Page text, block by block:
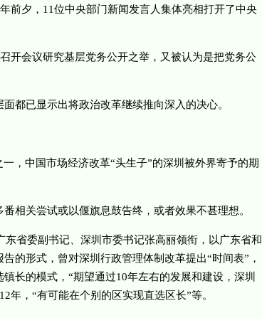
夕，11位中央部门新闻发言人集体亮相打开了中央
会议研究基层党务公开之举，又被认为是把党务公
已显示出将政治改革继续推向深入的决心。
中国市场经济改革“头生子”的深圳被外界寄予的期
关尝试或以偃旗息鼓告终，或者效果不甚理想。
省委副书记、深圳市委书记张高丽领衔，以广东省和
的形式，曾对深圳行政管理体制改革提出“时间表”，
长的模式，“期望通过10年左右的发展和建设，深圳
年，“有可能在个别的区实现直选区长”等。